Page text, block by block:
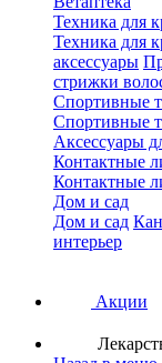
Техника для
Техника для
аксессуары
стрижки
Спортивные
Спортивные
Аксессуары
Контактные
Контактные
Дом и сад
Дом и сад
интерьер
Акции